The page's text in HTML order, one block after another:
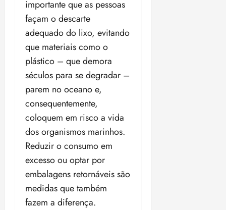
importante que as pessoas
façam o descarte
adequado do lixo, evitando
que materiais como o
plástico – que demora
séculos para se degradar –
parem no oceano e,
consequentemente,
coloquem em risco a vida
dos organismos marinhos.
Reduzir o consumo em
excesso ou optar por
embalagens retornáveis são
medidas que também
fazem a diferença.